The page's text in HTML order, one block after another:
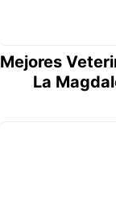
Mejores
La